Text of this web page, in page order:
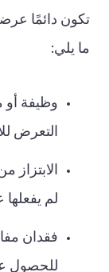
تكون دائمًا
ما يلي:
وظيفة أو
التعرض
لم يفعلها
فقدان
للحصول